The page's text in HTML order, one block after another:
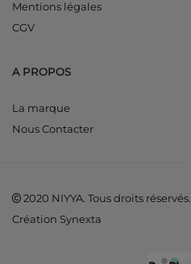
Mentions légales
CGV
A PROPOS
La marque
Nous Contacter
2020 NIYYA. Tous droits réservés.
Création Synexta